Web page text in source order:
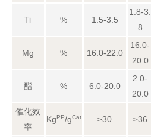
Ti % 1.5-3.5
1.8-3.
8
Mg % 16.0-22.0
16.0-
20.0
酯 % 6.0-20.0
2.0-
20.0
催化效
率
KgPP/gCat ≥30 ≥36